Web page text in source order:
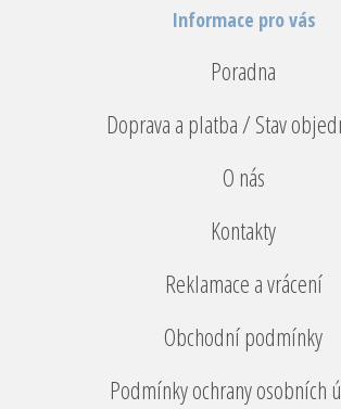
Informace pro vás
Poradna
Doprava a platba / Stav
O nás
Kontakty
Reklamace a vrácení
Obchodní podmínky
Podmínky ochrany osobních